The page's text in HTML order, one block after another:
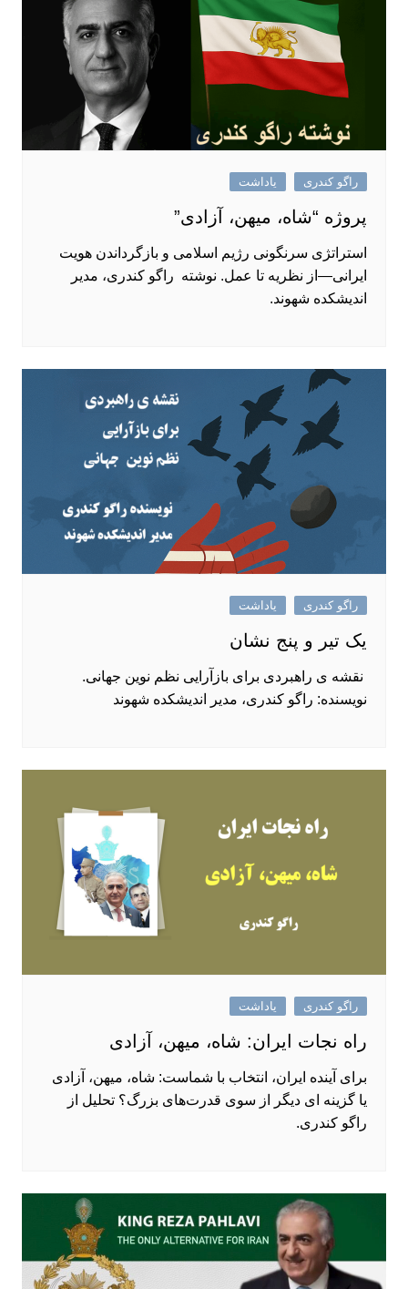
راگو کندری یاداشت
پروژه “شاه، میهن، آزادی”
استراتژی سرنگونی رژیم اسلامی و بازگرداندن هویت
ایرانی—از نظریه تا عمل. نوشته ‌ راگو کندری، مدیر
اندیشکده شهوند.
راگو کندری یاداشت
یک تیر و پنج نشان
نقشه ی راهبردی برای بازآرایی نظم نوین جهانی.
نویسنده: راگو کندری، مدیر اندیشکده شهوند
راگو کندری یاداشت
راه نجات ایران: شاه، میهن، آزادی
برای آینده ایران، انتخاب با شماست: شاه، میهن، آزادی
یا گزینه ‌ای دیگر از سوی قدرت‌های بزرگ؟ تحلیل از
راگو کندری.